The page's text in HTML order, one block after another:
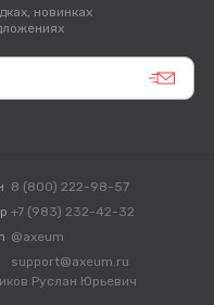
новинках
8 (800) 222-98-57
+7 (983) 232-42-32
@axeum
support@axeum.ru
Руслан Юрьевич